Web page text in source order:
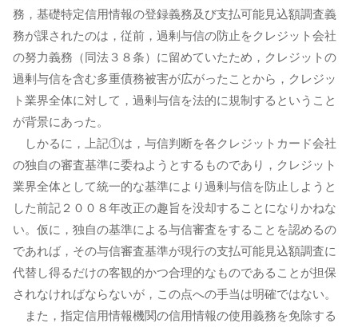
務，基礎特定信用情報の登録義務及び支払可能見込額調査義
務が課されたのは，従前，過剰与信の防止をクレジット会社
の努力義務（同法３８条）に留めていたため，クレジットの
過剰与信を含む多重債務被害が広がったことから，クレジッ
ト業界全体に対して，過剰与信を法的に規制するということ
が背景にあった。
しかるに，上記①は，与信判断を各クレジットカード会社
の独自の審査基準に委ねようとするものであり，クレジット
業界全体として統⼀的な基準により過剰与信を防止しようと
した前記２００８年改正の趣旨を没却することになりかねな
い。仮に，独自の基準による与信審査をすることを認めるの
であれば，その与信審査基準が現行の支払可能見込額調査に
代替し得るだけの客観的かつ合理的なものであることが担保
されなければならないが，この点への手当は明確ではない。
また，指定信用情報機関の信用情報の使用義務を免除する